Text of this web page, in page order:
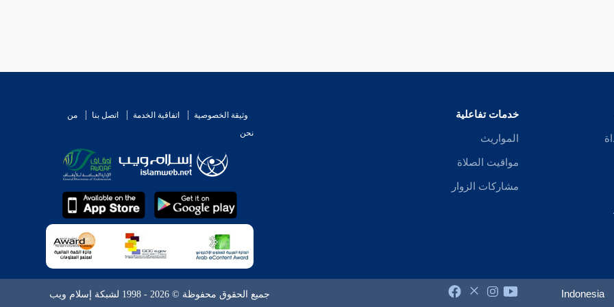
خدمات تفاعلية
المواريث
مواقيت الصلاة
مشاركات الزوار
وثيقة الخصوصية اتفاقية الخدمة اتصل بنا
من
نحن
Indonesia جميع الحقوق محفوظة © 2026 - 1998 لشبكة إسلام ويب